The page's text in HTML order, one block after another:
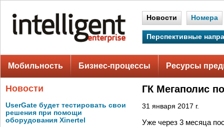
Новости Номера
Перспективные
Мобильность Бизнес-процессы Ресурсы
Новости
UserGate будет тестировать свои
решения при помощи
оборудования Xinertel
ГК Мегаполис
31 января 2017 г.
Уже через 3 месяца